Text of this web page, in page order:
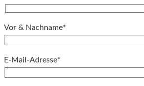
Vor & Nachname*
E-Mail-Adresse*